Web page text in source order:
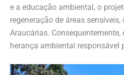
e a educação ambiental, o
regeneração de áreas
Araucárias. Consequentemente,
herança ambiental responsável